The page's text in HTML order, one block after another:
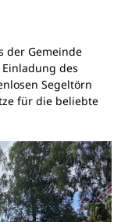
der Gemeinde
des
Segeltörn
für die beliebte